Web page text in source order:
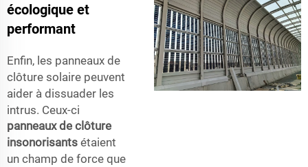
écologique et
performant
Enfin, les panneaux de
clôture solaire peuvent
aider à dissuader les
intrus. Ceux-ci
panneaux de clôture
insonorisants étaient
un champ de force que